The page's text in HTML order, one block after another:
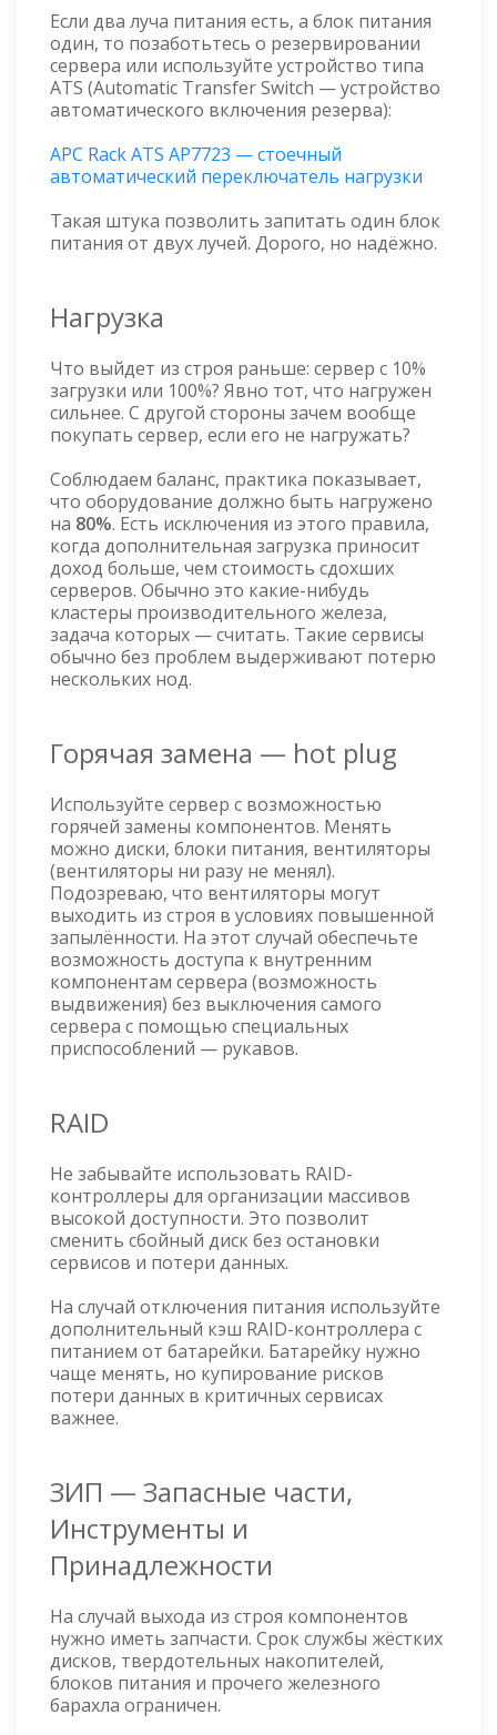
Если два луча питания есть, а блок питания
один, то позаботьтесь о резервировании
сервера или используйте устройство типа
ATS (Automatic Transfer Switch — устройство
автоматического включения резерва):
APC Rack ATS AP7723 — стоечный
автоматический переключатель нагрузки
Такая штука позволить запитать один блок
питания от двух лучей. Дорого, но надёжно.
Нагрузка
Что выйдет из строя раньше: сервер с 10%
загрузки или 100%? Явно тот, что нагружен
сильнее. С другой стороны зачем вообще
покупать сервер, если его не нагружать?
Соблюдаем баланс, практика показывает,
что оборудование должно быть нагружено
на 80%. Есть исключения из этого правила,
когда дополнительная загрузка приносит
доход больше, чем стоимость сдохших
серверов. Обычно это какие-нибудь
кластеры производительного железа,
задача которых — считать. Такие сервисы
обычно без проблем выдерживают потерю
нескольких нод.
Горячая замена — hot plug
Используйте сервер с возможностью
горячей замены компонентов. Менять
можно диски, блоки питания, вентиляторы
(вентиляторы ни разу не менял).
Подозреваю, что вентиляторы могут
выходить из строя в условиях повышенной
запылённости. На этот случай обеспечьте
возможность доступа к внутренним
компонентам сервера (возможность
выдвижения) без выключения самого
сервера с помощью специальных
приспособлений — рукавов.
RAID
Не забывайте использовать RAID-
контроллеры для организации массивов
высокой доступности. Это позволит
сменить сбойный диск без остановки
сервисов и потери данных.
На случай отключения питания используйте
дополнительный кэш RAID-контроллера с
питанием от батарейки. Батарейку нужно
чаще менять, но купирование рисков
потери данных в критичных сервисах
важнее.
ЗИП — Запасные части,
Инструменты и
Принадлежности
На случай выхода из строя компонентов
нужно иметь запчасти. Срок службы жёстких
дисков, твердотельных накопителей,
блоков питания и прочего железного
барахла ограничен.